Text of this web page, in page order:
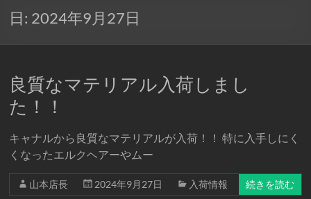
ー
日: 2024年9月27日
良質なマテリアル入荷しまし
た！！
キャナルから良質なマテリアルが入荷！！ 特に入手しにく
くなったエルクヘアーやムー
山本店長 2024年9月27日 入荷情報 続きを読む